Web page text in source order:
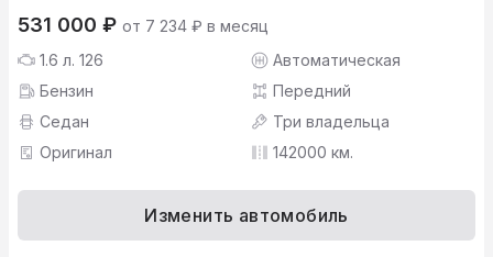
531 000 ₽ от 7 234 ₽ в месяц
1.6 л. 126
Автоматическая
Бензин
Передний
Седан
Три владельца
Оригинал
142000 км.
Изменить автомобиль